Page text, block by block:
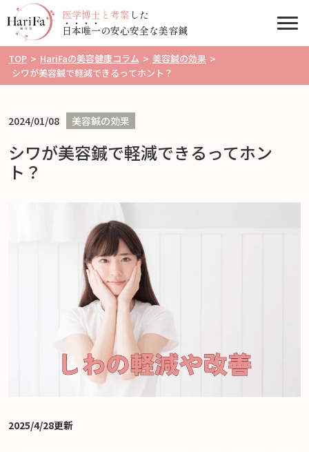
医学博士と考案 した
日本唯一の安心安全な美容鍼
TOP > HariFaの美容健康コラム > 美容鍼の効果 >
シワが美容鍼で軽減できるってホント？
2024/01/08 美容鍼の効果
シワが美容鍼で軽減できるってホン
ト？
2025/4/28更新